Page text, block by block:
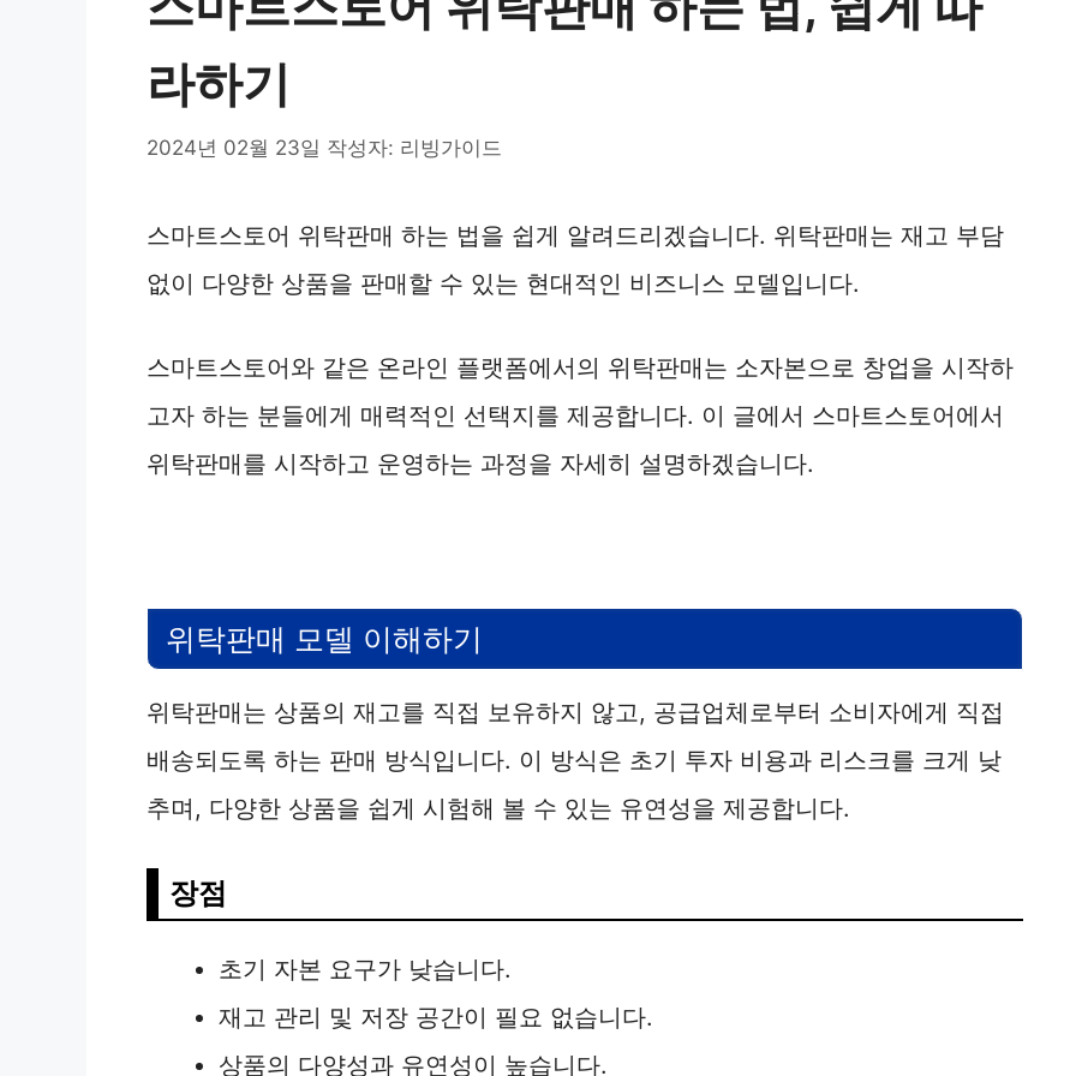
라하기
2024년 02월 23일 작성자: 리빙가이드
스마트스토어 위탁판매 하는 법을 쉽게 알려드리겠습니다. 위탁판매는 재고 부담
없이 다양한 상품을 판매할 수 있는 현대적인 비즈니스 모델입니다.
스마트스토어와 같은 온라인 플랫폼에서의 위탁판매는 소자본으로 창업을 시작하
고자 하는 분들에게 매력적인 선택지를 제공합니다. 이 글에서 스마트스토어에서
위탁판매를 시작하고 운영하는 과정을 자세히 설명하겠습니다.
위탁판매 모델 이해하기
위탁판매는 상품의 재고를 직접 보유하지 않고, 공급업체로부터 소비자에게 직접
배송되도록 하는 판매 방식입니다. 이 방식은 초기 투자 비용과 리스크를 크게 낮
추며, 다양한 상품을 쉽게 시험해 볼 수 있는 유연성을 제공합니다.
장점
초기 자본 요구가 낮습니다.
재고 관리 및 저장 공간이 필요 없습니다.
상품의 다양성과 유연성이 높습니다.